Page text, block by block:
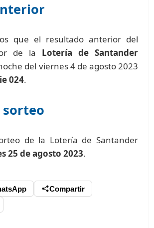
que el resultado anterior del
de la Lotería de Santander
del viernes 4 de agosto 2023
024.
sorteo
de la Lotería de Santander
25 de agosto 2023.
Compartir